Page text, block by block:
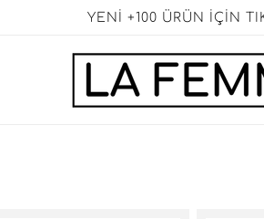
3.000 TL üzeri ÜCRETSİZ